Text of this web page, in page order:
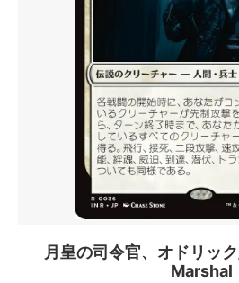
月皇の司令官、オドリッ
Marshal